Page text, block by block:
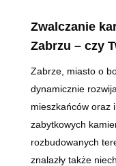
Zwalczanie
Zabrzu – czy
Zabrze, miasto o
dynamicznie
mieszkańców oraz
zabytkowych
rozbudowanych
znalazły także